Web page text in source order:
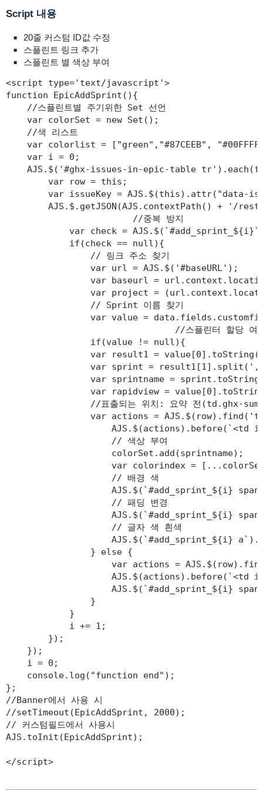
Script 내용
20줄 커스텀 ID값 수정
스플린트 링크 추가
스플린트 별 색상 부여
<script type='text/javascript'>
function EpicAddSprint(){
    //스플린트별 주기위한 Set 선언
    var colorSet = new Set();
    //색 리스트
var colorlist = ["green","#87CEEB",
    var i = 0;
AJS.$('#ghx-issues-in-epic-table
        var row = this;
var issueKey = AJS.$(this).attr("data-
AJS.$.getJSON(AJS.contextPath() + '/
			//중복 방지
var check =
            if(check == null){
                // 링크 주소 찾기
                var url = AJS.$('#baseURL');
var baseurl =
var project =
                // Sprint 이름 찾기
var value =
//스플린터 할당 여부
                if(value != null){
var result1 =
var sprint =
var sprintname =
var rapidview =
//표출되는 위치: 요약 전(td.ghx-
var actions =
AJS.$(actions).before(`<td
                    // 색상 부여
                    colorSet.add(sprintname);
var colorindex =
                    // 배경 색
AJS.$(`#add_sprint_${i}
                    // 패딩 변경
AJS.$(`#add_sprint_${i}
                    // 글자 색 흰색
AJS.$(`#add_sprint_${i}
                } else {
var actions =
AJS.$(actions).before(`<td
AJS.$(`#add_sprint_${i}
                }
            }
            i += 1;
        });
    });
    i = 0;
    console.log("function end");
};
//Banner에서 사용 시
//setTimeout(EpicAddSprint, 2000);
// 커스텀필드에서 사용시
AJS.toInit(EpicAddSprint);
</script>